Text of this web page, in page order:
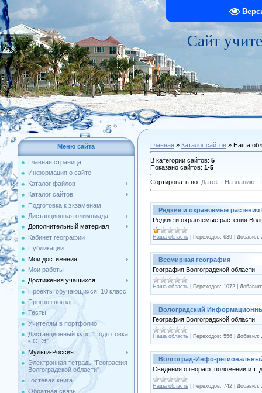
Сайт
Меню сайта
Главная страница
Информация о сайте
Каталог файлов
Каталог сайтов
Подготовка к экзаменам
Дистанционная олимпиада
Дополнительный материал
Кабинет географии
Публикации
Мои достижения
Мои работы
Достижения учащихся
Проекты обучающихся, 10 класс
Прогноз погоды
Тесты
Учителям в портфолио
Дистанционный курс "Подготовка
к ОГЭ"
Мульти-Россия
Электронная тетрадь "География
Волгоградской области"
Гостевая книга
Обратная связь
Главная » Каталог сайтов » Наша
В категории сайтов: 5
Показано сайтов: 1-5
Сортировать по: Дате · Названию ·
Редкие и охраняемые
Редкие и охраняемые растения
Наша область Переходов: 639 Добавил:
Всемирная география
География Волгоградской области
Наша область Переходов: 1072 Добавил:
Волоградский
География Волгоградской области
Наша область Переходов: 556 Добавил:
Волгоград-Инфо-
Сведения о геораф. положении и т.
Наша область Переходов: 742 Добавил: